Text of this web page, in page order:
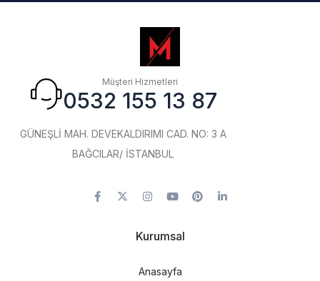
Müşteri Hizmetleri
0532 155 13 87
GÜNEŞLİ MAH. DEVEKALDIRIMI CAD. NO: 3 A
BAĞCILAR/ İSTANBUL
Kurumsal
Anasayfa